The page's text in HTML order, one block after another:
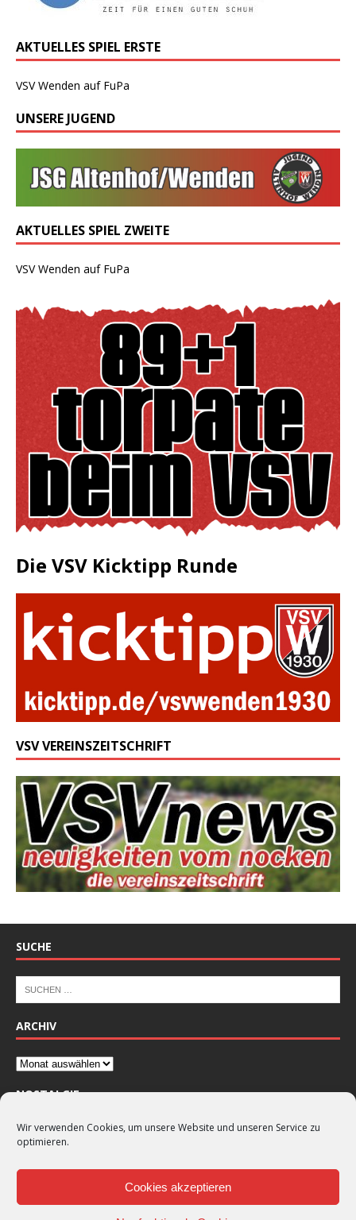
Wir verwenden Cookies, um unsere Website und unseren Service zu
optimieren.
Cookies akzeptieren
AKTUELLES SPIEL ERSTE
VSV Wenden auf FuPa
UNSERE JUGEND
AKTUELLES SPIEL ZWEITE
VSV Wenden auf FuPa
Die VSV Kicktipp Runde
VSV VEREINSZEITSCHRIFT
SUCHE
ARCHIV
NOSTALGIE